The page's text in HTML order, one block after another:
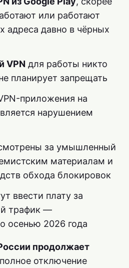
или работают
адреса давно в чёрных
VPN для работы никто
планирует запрещать
приложения на
нарушением
за умышленный
материалам и
обхода блокировок
ввести плату за
трафик —
осенью 2026 года
продолжает
отключение